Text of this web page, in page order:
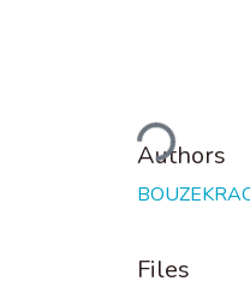
Loading...
Authors
Files